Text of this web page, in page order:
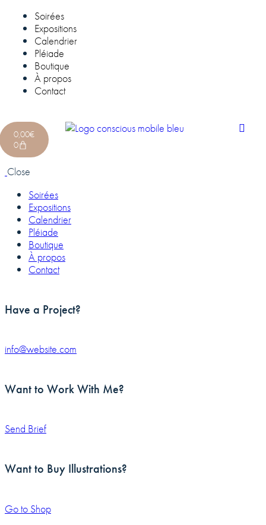
Soirées
Expositions
Calendrier
Pléiade
Boutique
À propos
Contact
0,00€
0
Close
Soirées
Expositions
Calendrier
Pléiade
Boutique
À propos
Contact
Have a Project?
info@website.com
Want to Work With Me?
Send Brief
Want to Buy Illustrations?
Go to Shop